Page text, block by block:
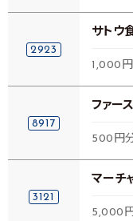
2923
サトウ
1,000
8917
ファー
500円
3121
マーチ
5,000円